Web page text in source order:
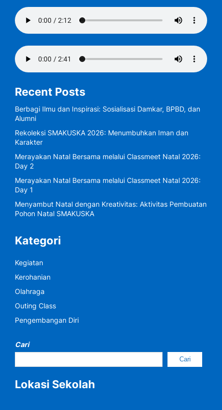
Recent Posts
Berbagi Ilmu dan Inspirasi: Sosialisasi Damkar, BPBD, dan
Alumni
Rekoleksi SMAKUSKA 2026: Menumbuhkan Iman dan
Karakter
Merayakan Natal Bersama melalui Classmeet Natal 2026:
Day 2
Merayakan Natal Bersama melalui Classmeet Natal 2026:
Day 1
Menyambut Natal dengan Kreativitas: Aktivitas Pembuatan
Pohon Natal SMAKUSKA
Kategori
Kegiatan
Kerohanian
Olahraga
Outing Class
Pengembangan Diri
Cari
Cari
Lokasi Sekolah